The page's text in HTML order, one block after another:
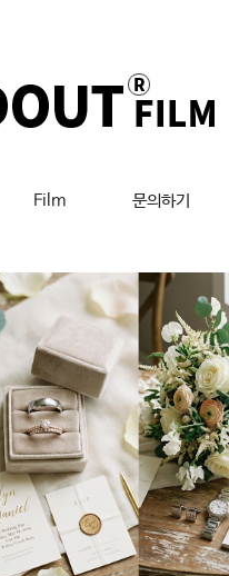
Film 문의하기